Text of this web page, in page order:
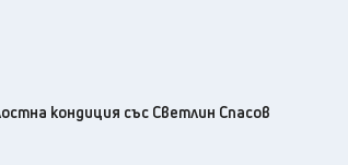
кондиция със Светлин Спасов